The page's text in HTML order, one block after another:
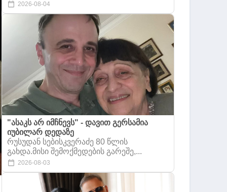
2026-08-04
"ასაკს არ იმჩნევს" - დავით გერსამია
იუბილარ დედაზე
რუსუდან სებისკვერაძე 80 წლის
გახდა.მისი შემოქმედების გარეშე,...
2026-08-03